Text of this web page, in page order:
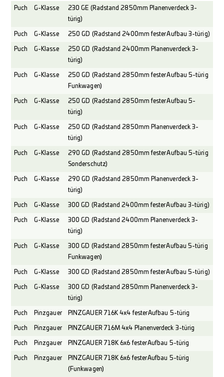
Puch G-Klasse
230 GE (Radstand 2850mm Planenverdeck 3-
türig)
Puch G-Klasse 250 GD (Radstand 2400mm fester Aufbau 3-türig)
Puch G-Klasse
250 GD (Radstand 2400mm Planenverdeck 3-
türig)
Puch G-Klasse
250 GD (Radstand 2850mm fester Aufbau 5-türig
Funkwagen)
Puch G-Klasse
250 GD (Radstand 2850mm fester Aufbau 5-
türig)
Puch G-Klasse
250 GD (Radstand 2850mm Planenverdeck 3-
türig)
Puch G-Klasse
290 GD (Radstand 2850mm fester Aufbau 5-türig
Sonderschutz)
Puch G-Klasse
290 GD (Radstand 2850mm Planenverdeck 3-
türig)
Puch G-Klasse 300 GD (Radstand 2400mm fester Aufbau 3-türig)
Puch G-Klasse
300 GD (Radstand 2400mm Planenverdeck 3-
türig)
Puch G-Klasse
300 GD (Radstand 2850mm fester Aufbau 5-türig
Funkwagen)
Puch G-Klasse 300 GD (Radstand 2850mm fester Aufbau 5-türig)
Puch G-Klasse
300 GD (Radstand 2850mm Planenverdeck 3-
türig)
Puch Pinzgauer PINZGAUER 716K 4x4 fester Aufbau 5-türig
Puch Pinzgauer PINZGAUER 716M 4x4 Planenverdeck 3-türig
Puch Pinzgauer PINZGAUER 718K 6x6 fester Aufbau 5-türig
Puch Pinzgauer
PINZGAUER 718K 6x6 fester Aufbau 5-türig
(Funkwagen)